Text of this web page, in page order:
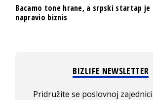
Bacamo tone hrane, a srpski startap
napravio biznis
BIZLIFE NEWSLETTER
Pridružite se poslovnoj